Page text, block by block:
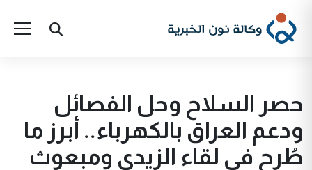
حصر السلاح وحل الفصائل
ودعم العراق بالكهرباء.. أبرز ما
طُرح في لقاء الزيدي ومبعوث